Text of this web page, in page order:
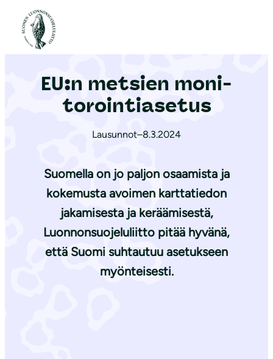
Etusivu
EU:n metsien mo­ni­
to­roin­tia­se­tus
Lausunnot–8.3.2024
Suomella on jo paljon osaamista ja
kokemusta avoimen karttatiedon
jakamisesta ja keräämisestä,
Luonnonsuojeluliitto pitää hyvänä,
että Suomi suhtautuu asetukseen
myönteisesti.